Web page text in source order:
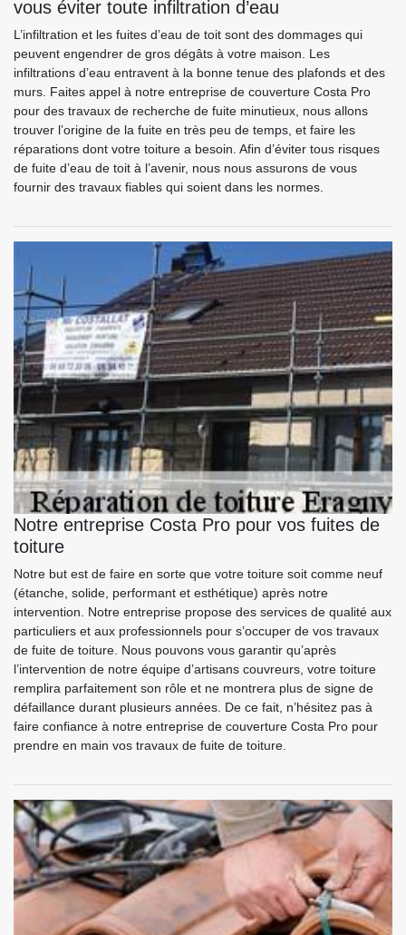
vous éviter toute infiltration d’eau
L’infiltration et les fuites d’eau de toit sont des dommages qui
peuvent engendrer de gros dégâts à votre maison. Les
infiltrations d’eau entravent à la bonne tenue des plafonds et des
murs. Faites appel à notre entreprise de couverture Costa Pro
pour des travaux de recherche de fuite minutieux, nous allons
trouver l’origine de la fuite en très peu de temps, et faire les
réparations dont votre toiture a besoin. Afin d’éviter tous risques
de fuite d’eau de toit à l’avenir, nous nous assurons de vous
fournir des travaux fiables qui soient dans les normes.
Notre entreprise Costa Pro pour vos fuites de
toiture
Notre but est de faire en sorte que votre toiture soit comme neuf
(étanche, solide, performant et esthétique) après notre
intervention. Notre entreprise propose des services de qualité aux
particuliers et aux professionnels pour s’occuper de vos travaux
de fuite de toiture. Nous pouvons vous garantir qu’après
l’intervention de notre équipe d’artisans couvreurs, votre toiture
remplira parfaitement son rôle et ne montrera plus de signe de
défaillance durant plusieurs années. De ce fait, n’hésitez pas à
faire confiance à notre entreprise de couverture Costa Pro pour
prendre en main vos travaux de fuite de toiture.